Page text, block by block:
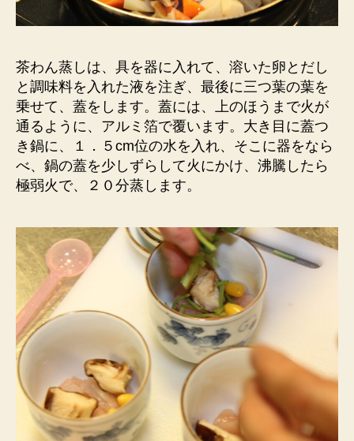
茶わん蒸しは、具を器に入れて、溶いた卵とだし
と調味料を入れた液を注ぎ、最後に三つ葉の葉を
乗せて、蓋をします。蓋には、上のほうまで火が
通るように、アルミ箔で覆います。大き目に蓋つ
き鍋に、１．５cm位の水を入れ、そこに器をなら
べ、鍋の蓋を少しずらして火にかけ、沸騰したら
極弱火で、２０分蒸します。